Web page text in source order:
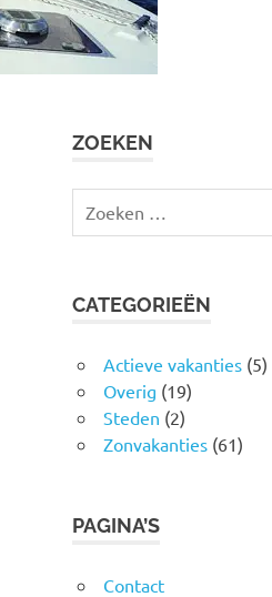
ZOEKEN
Zoeken
CATEGORIEËN
Actieve vakanties (5)
Overig (19)
Steden (2)
Zonvakanties (61)
PAGINA’S
Contact